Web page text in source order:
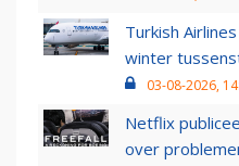
Turkish
winter
03-08-2026,
Netflix
over